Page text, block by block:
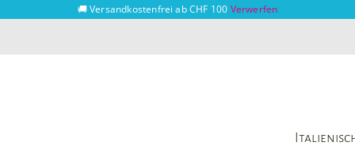
🚚 Versandkostenfrei ab CHF 100 Verwerfen